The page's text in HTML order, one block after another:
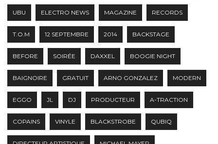
UBU ELECTRO NEWS MAGAZINE RECORDS
T.O.M 12 SEPTEMBRE 2014 BACKSTAGE
BEFORE SOIRÉE DAXXEL BOOGIE NIGHT
BAIGNOIRE GRATUIT ARNO GONZALEZ MODERN
EGGO JL DJ PRODUCTEUR A-TRACTION
COPAINS VINYLE BLACKSTROBE QUBIQ